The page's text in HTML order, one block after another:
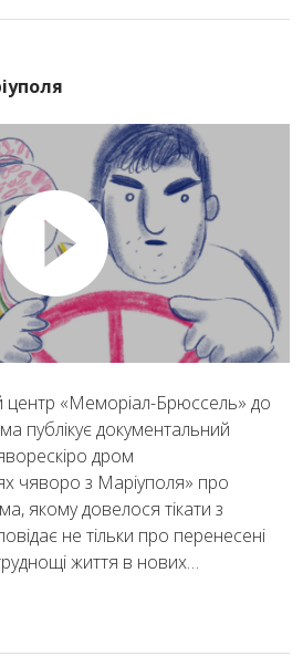
центр «Меморіал-Брюссель» до
публікує документальний
дром
чяворо з Маріуполя» про
якому довелося тікати з
не тільки про перенесені
життя в нових…